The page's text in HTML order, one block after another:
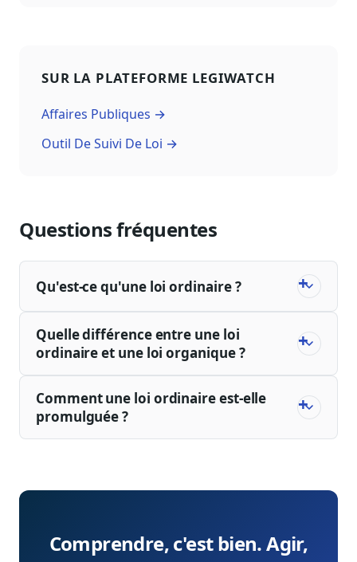
SUR LA PLATEFORME LEGIWATCH
Affaires Publiques →
Outil De Suivi De Loi →
Questions fréquentes
Qu'est-ce qu'une loi ordinaire ?
Quelle différence entre une loi
ordinaire et une loi organique ?
Comment une loi ordinaire est-elle
promulguée ?
Comprendre, c'est bien. Agir,